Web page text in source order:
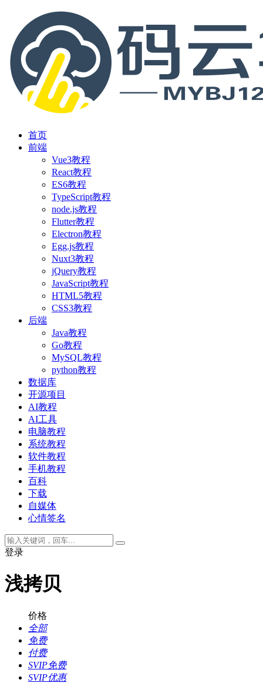
首页
前端
Vue3教程
React教程
ES6教程
TypeScript教程
node.js教程
Flutter教程
Electron教程
Egg.js教程
Nuxt3教程
jQuery教程
JavaScript教程
HTML5教程
CSS3教程
后端
Java教程
Go教程
MySQL教程
python教程
数据库
开源项目
AI教程
AI工具
电脑教程
系统教程
软件教程
手机教程
百科
下载
自媒体
心情签名
登录
浅拷贝
价格
全部
免费
付费
SVIP免费
SVIP优惠